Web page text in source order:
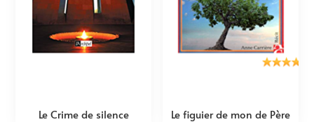
Le Crime de silence Le figuier de mon de Père